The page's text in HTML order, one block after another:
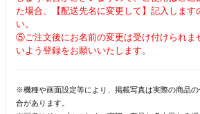
た場合、【配送先名に変更して】記入します
い。
⑤ご注文後にお名前の変更は受け付けられま
いよう登録をお願いいたします。
※機種や画面設定等により、掲載写真は実際の商品
合があります。